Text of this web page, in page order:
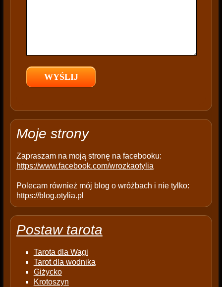
e
e
p
y
Moje strony
Zapraszam na moją stronę na facebooku:
https://www.facebook.com/wrozkaotylia
Polecam również mój blog o wróżbach i nie tylko:
https://blog.otylia.pl
Postaw tarota
Tarota dla Wagi
Tarot dla wodnika
Giżycko
Krotoszyn